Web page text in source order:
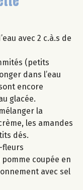
avec 2 c.à.s de
(petits
dans l’eau
encore
glacée.
la
les amandes
dés.
fleurs
coupée en
avec sel